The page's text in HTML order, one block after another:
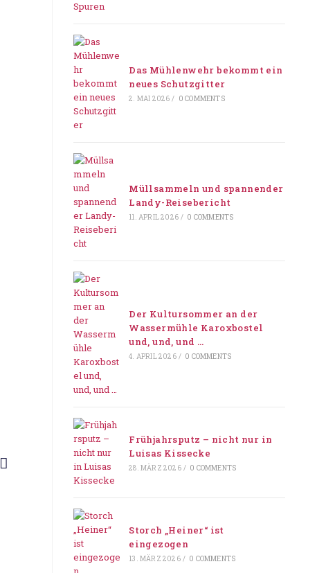
Das Mühlenwehr bekommt ein
neues Schutzgitter
2. MAI 2026 / 0 COMMENTS
Müllsammeln und spannender
Landy-Reisebericht
11. APRIL 2026 / 0 COMMENTS
Der Kultursommer an der
Wassermühle Karoxbostel
und, und, und …
4. APRIL 2026 / 0 COMMENTS
Frühjahrsputz – nicht nur in
Luisas Kissecke
28. MÄRZ 2026 / 0 COMMENTS
Storch „Heiner“ ist
eingezogen
13. MÄRZ 2026 / 0 COMMENTS